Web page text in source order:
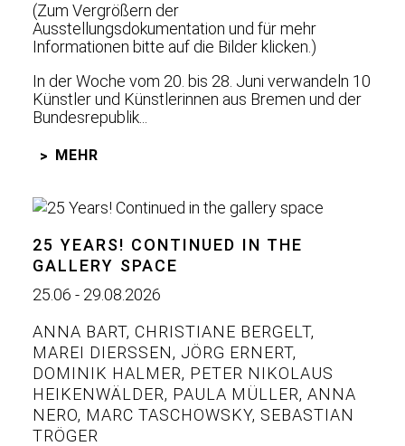
(Zum Vergrößern der
Ausstellungsdokumentation und für mehr
Informationen bitte auf die Bilder klicken.)
In der Woche vom 20. bis 28. Juni verwandeln 10
Künstler und Künstlerinnen aus Bremen und der
Bundesrepublik...
MEHR
25 YEARS! CONTINUED IN THE
GALLERY SPACE
25.06 - 29.08.2026
ANNA BART, CHRISTIANE BERGELT,
MAREI DIERSSEN
, JÖRG ERNERT,
DOMINIK HALMER, PETER NIKOLAUS
HEIKENWÄLDER, PAULA MÜLLER, ANNA
NERO, MARC TASCHOWSKY, SEBASTIAN
TRÖGER